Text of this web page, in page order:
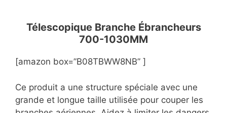
Télescopique Branche Ébrancheurs
700-1030MM
[amazon box=”B08TBWW8NB” ]
Ce produit a une structure spéciale avec une
grande et longue taille utilisée pour couper les